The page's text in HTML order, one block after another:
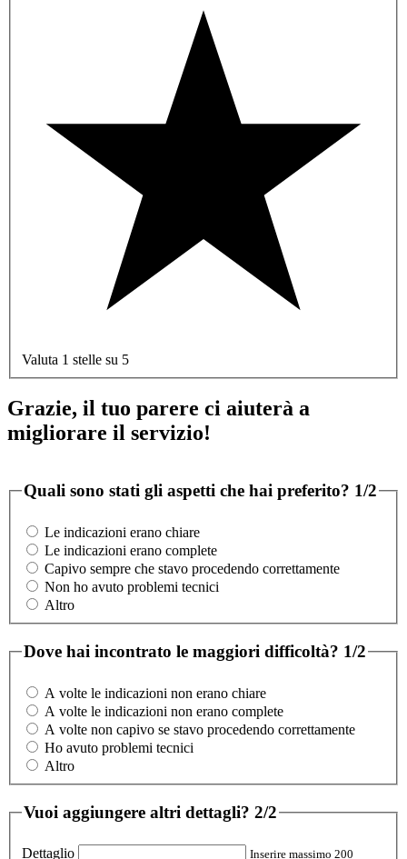
Valuta 1 stelle su 5
Grazie, il tuo parere ci aiuterà a
migliorare il servizio!
Quali sono stati gli aspetti che hai preferito? 1/2
Le indicazioni erano chiare
Le indicazioni erano complete
Capivo sempre che stavo procedendo correttamente
Non ho avuto problemi tecnici
Altro
Dove hai incontrato le maggiori difficoltà? 1/2
A volte le indicazioni non erano chiare
A volte le indicazioni non erano complete
A volte non capivo se stavo procedendo correttamente
Ho avuto problemi tecnici
Altro
Vuoi aggiungere altri dettagli? 2/2
Dettaglio Inserire massimo 200